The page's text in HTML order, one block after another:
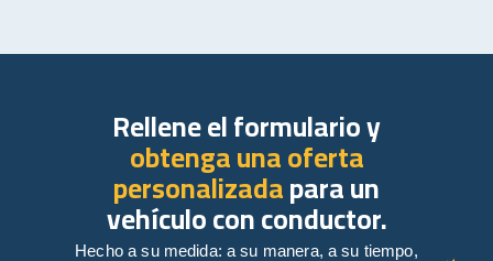
Rellene el formulario y
obtenga una oferta
personalizadapara un
vehículo con conductor.
Hecho a su medida: a su manera, a su tiempo,